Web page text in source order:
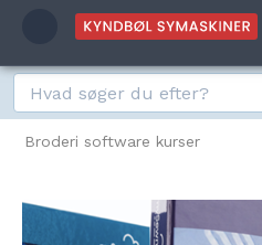
Broderi software kurser